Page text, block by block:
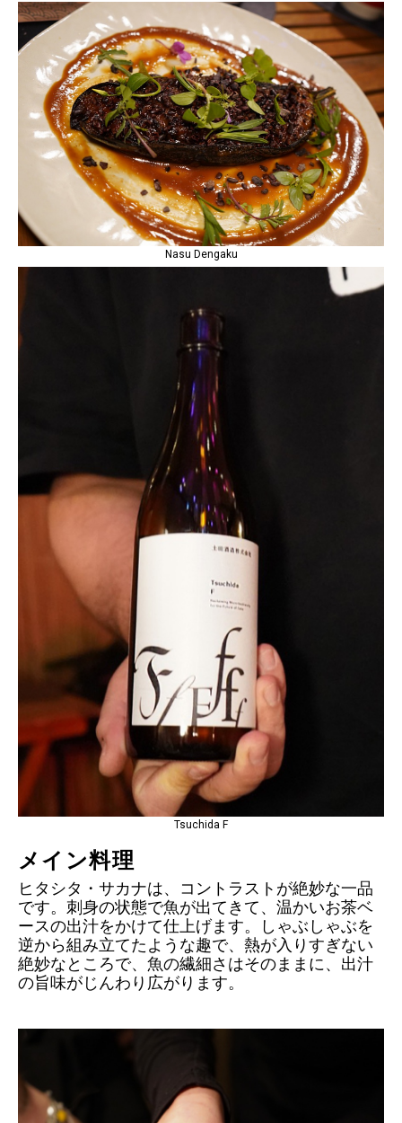
Nasu Dengaku
Tsuchida F
メイン料理
ヒタシタ・サカナは、コントラストが絶妙な一品
です。刺身の状態で魚が出てきて、温かいお茶ベ
ースの出汁をかけて仕上げます。しゃぶしゃぶを
逆から組み立てたような趣で、熱が入りすぎない
絶妙なところで、魚の繊細さはそのままに、出汁
の旨味がじんわり広がります。